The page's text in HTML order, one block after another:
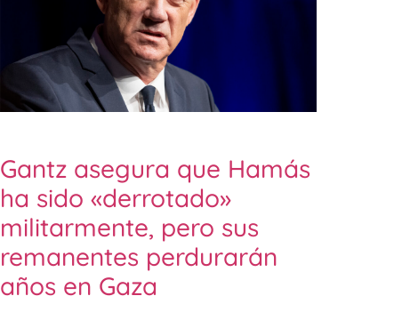
Gantz asegura que Hamás
ha sido «derrotado»
militarmente, pero sus
remanentes perdurarán
años en Gaza